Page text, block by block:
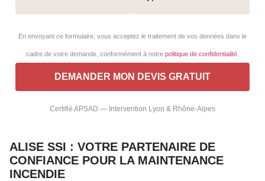
En envoyant ce formulaire, vous acceptez le traitement de vos données dans le
cadre de votre demande, conformément à notre politique de confidentialité
Certifié APSAD — Intervention Lyon & Rhône-Alpes
ALISE SSI : VOTRE PARTENAIRE DE
CONFIANCE POUR LA MAINTENANCE
INCENDIE